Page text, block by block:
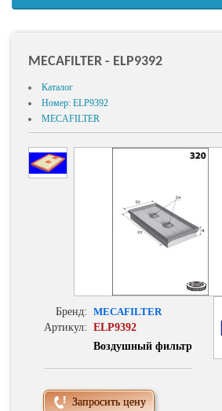
MECAFILTER - ELP9392
Каталог
Номер: ELP9392
MECAFILTER
Бренд: MECAFILTER
Артикул: ELP9392
Воздушный фильтр
Запросить цену